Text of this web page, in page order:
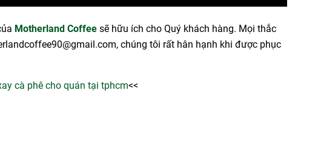
Motherland Coffeesẽ hữu ích cho Quý khách hàng. Mọi thắc
chúng tôi rất hân hạnh khi được phục
cà phê cho quán tại tphcm<<